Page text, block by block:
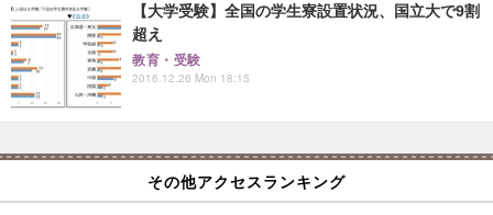
【大学受験】全国の学生寮設置状況、国立大で9割
超え
教育・受験
2016.12.26 Mon 18:15
その他アクセスランキング